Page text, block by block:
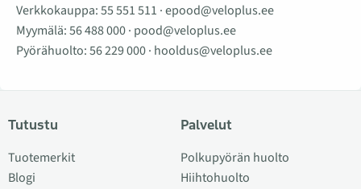
Verkkokauppa:55 551 511 ·epood@veloplus.ee
Myymälä:56 488 000· pood@veloplus.ee
Pyörähuolto:56 229 000· hooldus@veloplus.ee
Tutustu
Tuotemerkit
Blogi
Palvelut
Polkupyörän huolto
Hiihtohuolto